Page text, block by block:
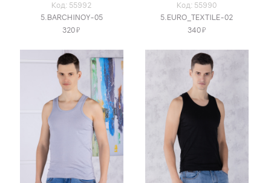
Код: 55992
5.BARCHINOY-05
320Я
Код: 55990
5.EURO_TEXTILE-02
340Я